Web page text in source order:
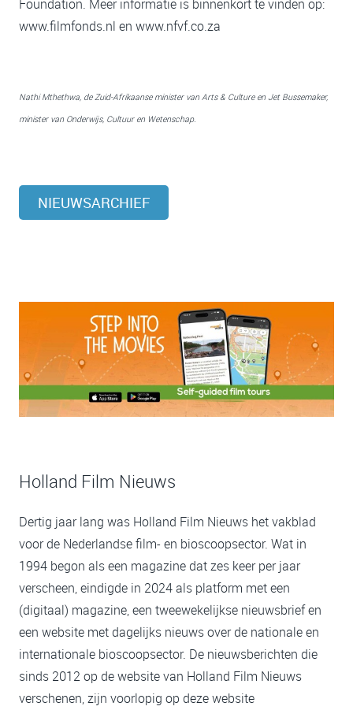
Foundation. Meer informatie is binnenkort te vinden op:
www.filmfonds.nl en www.nfvf.co.za
Nathi Mthethwa, de Zuid-Afrikaanse minister van Arts & Culture en Jet Bussemaker,
minister van Onderwijs, Cultuur en Wetenschap.
NIEUWSARCHIEF
Holland Film Nieuws
Dertig jaar lang was Holland Film Nieuws het vakblad
voor de Nederlandse film- en bioscoopsector. Wat in
1994 begon als een magazine dat zes keer per jaar
verscheen, eindigde in 2024 als platform met een
(digitaal) magazine, een tweewekelijkse nieuwsbrief en
een website met dagelijks nieuws over de nationale en
internationale bioscoopsector. De nieuwsberichten die
sinds 2012 op de website van Holland Film Nieuws
verschenen, zijn voorlopig op deze website